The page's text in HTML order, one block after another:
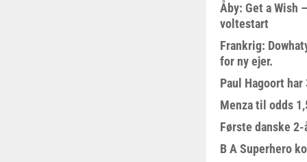
Åby: Get a Wish
voltestart
Frankrig:
for ny ejer.
Paul Hagoort
Menza til odds
Første danske
B A Superhero